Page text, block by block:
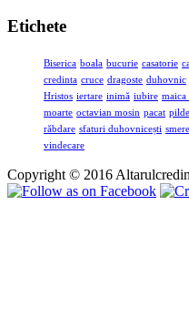
Etichete
Biserica boala bucurie casatorie
credinta cruce dragoste duhovnic
Hristos iertare inimă iubire
moarte octavian mosin pacat
răbdare sfaturi duhovnicești
vindecare
Copyright © 2016